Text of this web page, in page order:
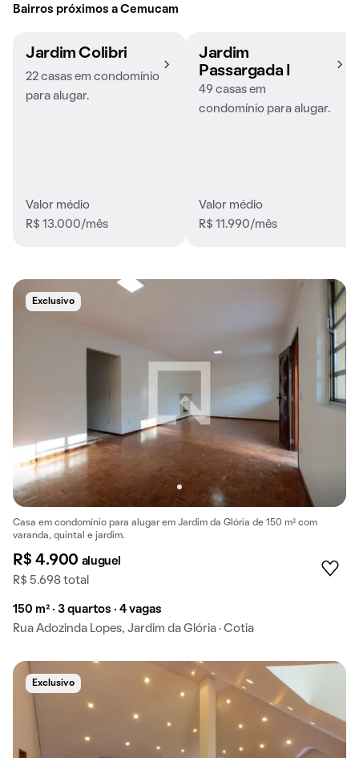
Bairros próximos a Cemucam
Jardim Colibri
22 casas em condomínio
para alugar.
Valor médio
R$ 13.000/mês
Jardim
Passargada I
49 casas em
condomínio para alugar.
Valor médio
R$ 11.990/mês
Exclusivo
Casa em condomínio para alugar em Jardim da Glória de 150 m² com
varanda, quintal e jardim.
R$ 4.900 aluguel
R$ 5.698 total
150 m² · 3 quartos · 4 vagas
Rua Adozinda Lopes, Jardim da Glória · Cotia
Exclusivo